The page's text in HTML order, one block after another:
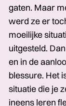
gaten. Maar
werd ze er
moeilijke
uitgesteld.
en in de
blessure. Het
situatie die je
ineens leren